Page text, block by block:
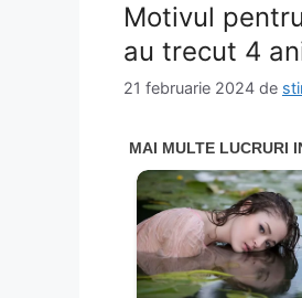
Motivul
au trecut 4
21 februarie 2024 de